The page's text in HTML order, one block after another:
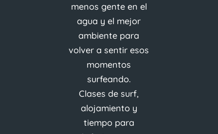
menos gente en el
agua y el mejor
ambiente para
volver a sentir esos
momentos
surfeando.
Clases de surf,
alojamiento y
tiempo para